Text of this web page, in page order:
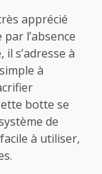
apprécié
l’absence
s’adresse à
à
botte se
de
à utiliser,